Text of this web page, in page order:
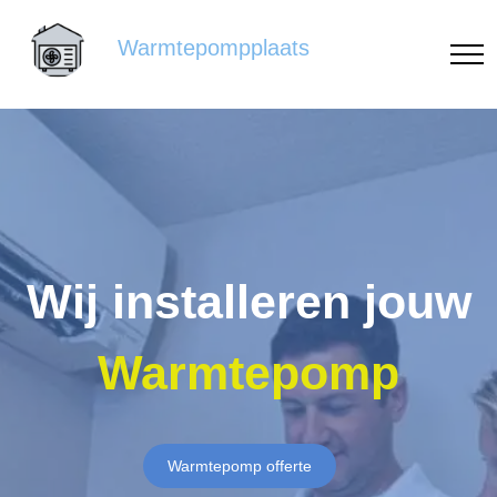
Warmtepompplaats
Wij installeren jouw
Warmtepomp
Warmtepomp offerte